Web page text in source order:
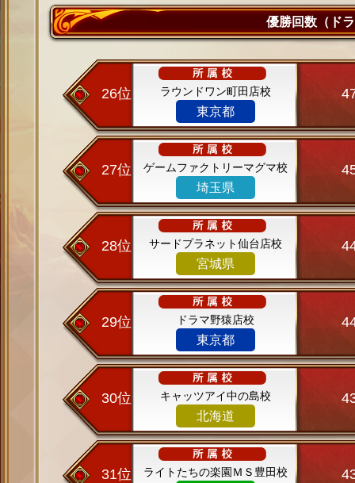
優勝回数（ド
26位 ラウンドワン町田店校
東京都
27位 ゲームファクトリーマグマ校
埼玉県
28位 サードプラネット仙台店校
宮城県
29位 ドラマ野猿店校
東京都
30位 キャッツアイ中の島校
北海道
31位 ライトたちの楽園ＭＳ豊田校